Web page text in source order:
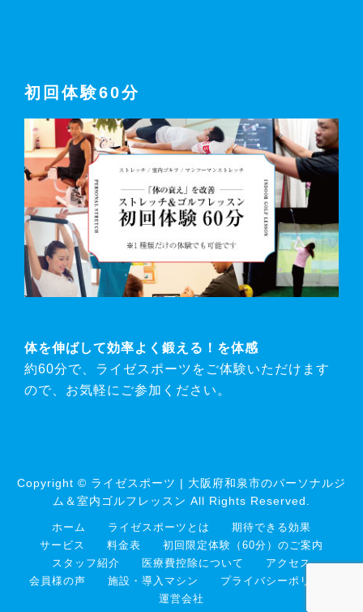
初回体験60分
体を伸ばして効率よく鍛える！を体感
約60分で、ライゼスポーツをご体験いただけます
ので、お気軽にご参加ください。
Copyright © ライゼスポーツ | 大阪府和泉市のパーソナルジ
ム＆室内ゴルフレッスン All Rights Reserved.
ホーム ライゼスポーツとは
期待できる効果
サービス
料金表
初回限定体験（60分）のご案内
スタッフ紹介
医療費控除について
アクセス
会員様の声
施設・導入マシン
プライバシーポリシー
運営会社